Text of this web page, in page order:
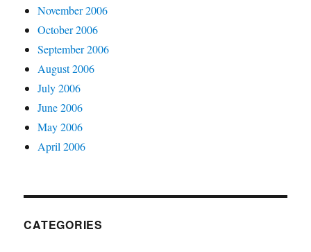
November 2006
October 2006
September 2006
August 2006
July 2006
June 2006
May 2006
April 2006
CATEGORIES